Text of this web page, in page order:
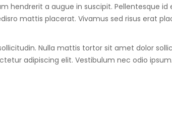
hendrerit a augue in suscipit. Pellentesque id
mattis placerat. Vivamus sed risus erat
Nulla mattis tortor sit amet dolor
adipiscing elit. Vestibulum nec odio